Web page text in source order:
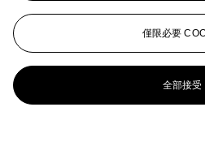
僅限必要
全部接受